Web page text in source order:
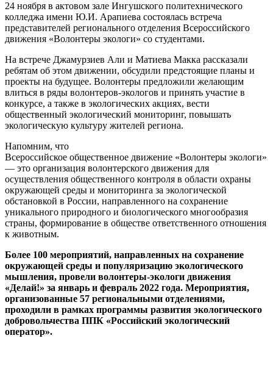
24 ноября в актовом зале Ингушского политехнического
колледжа имени Ю.И. Арапиева состоялась встреча
представителей регионального отделения Всероссийского
движения «Волонтеры экологи» со студентами.
На встрече Джамурзиев Али и Матиева Макка рассказали
ребятам об этом движении, обсудили предстоящие планы и
проекты на будущее. Волонтеры предложили желающим
влиться в ряды волонтеров-экологов и принять участие в
конкурсе, а также в экологических акциях, вести
общественный экологический мониторинг, повышать
экологическую культуру жителей региона.
Напомним, что
Всероссийское общественное движение «Волонтеры экологи»
— это организация волонтерского движения для
осуществления общественного контроля в области охраны
окружающей среды и мониторинга за экологической
обстановкой в России, направленного на сохранение
уникального природного и биологического многообразия
страны, формирование в обществе ответственного отношения
к животным.
Более 100 мероприятий, направленных на сохранение
окружающей среды и популяризацию экологического
мышления, провели волонтеры-экологи движения
«Делай!» за январь и февраль 2022 года. Мероприятия,
организованные 57 региональными отделениями,
проходили в рамках программы развития экологического
добровольчества ППК «Российский экологический
оператор».